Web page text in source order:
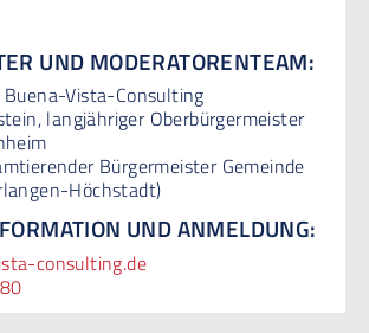
UND MODERATORENTEAM:
Buena-Vista-Consulting
langjähriger Oberbürgermeister
Bürgermeister Gemeinde
Höchstadt)
UND ANMELDUNG:
consulting.de